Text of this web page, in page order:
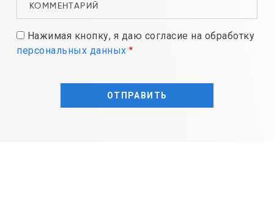
Нажимая кнопку, я даю согласие на обработку
персональных данных